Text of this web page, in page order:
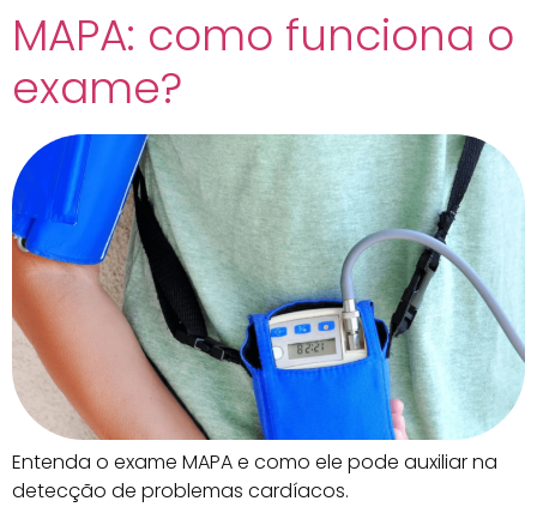
MAPA: como funciona o
exame?
Entenda o exame MAPA e como ele pode auxiliar na
detecção de problemas cardíacos.